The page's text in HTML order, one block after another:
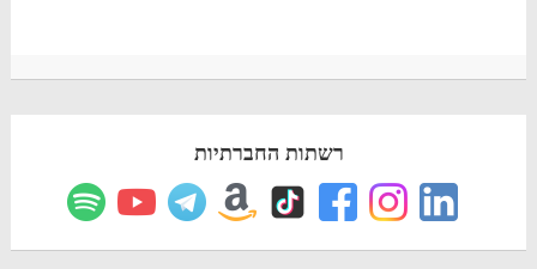
רשתות החברתיות